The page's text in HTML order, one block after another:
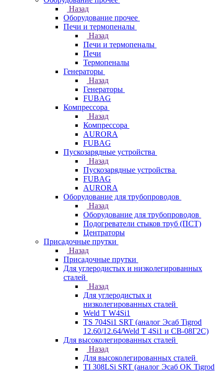
Назад
Оборудование прочее
Печи и термопеналы
Назад
Печи и термопеналы
Печи
Термопеналы
Генераторы
Назад
Генераторы
FUBAG
Компрессора
Назад
Компрессора
AURORA
FUBAG
Пускозарядные устройства
Назад
Пускозарядные устройства
FUBAG
AURORA
Оборудование для трубопроводов
Назад
Оборудование для трубопроводов
Подогреватели стыков труб (ПСТ)
Центраторы
Присадочные прутки
Назад
Присадочные прутки
Для углеродистых и низколегированных
сталей
Назад
Для углеродистых и
низколегированных сталей
Weld T W4Si1
TS 704Si1 SRT (аналог Эсаб Tigrod
12.60/12.64/Weld T 4Si1 и СВ-08Г2С)
Для высоколегированных сталей
Назад
Для высоколегированных сталей
TI 308LSi SRT (аналог Эсаб OK Tigrod